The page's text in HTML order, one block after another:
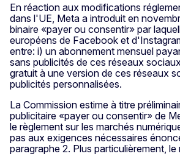
En réaction aux modifications
dans l'UE, Meta a introduit en
binaire «payer ou consentir» par
européens de Facebook et
entre: i) un abonnement mensuel
sans publicités de ces réseaux
gratuit à une version de ces réseaux
publicités personnalisées.
La Commission estime à titre
publicitaire «payer ou consentir» de
le règlement sur les marchés
pas aux exigences nécessaires
paragraphe 2. Plus particulièrement,